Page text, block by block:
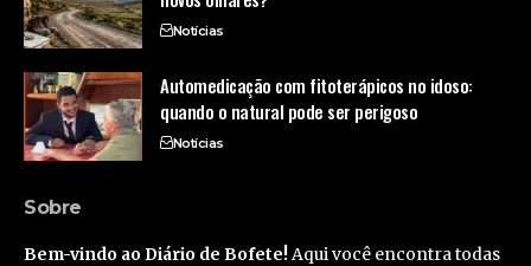
Notícias
Automedicação com fitoterápicos no idoso:
quando o natural pode ser perigoso
Notícias
Sobre
Bem-vindo ao Diário de Bofete! Aqui você encontra todas